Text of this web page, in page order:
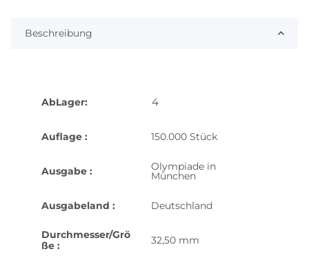
Beschreibung
AbLager: 4
Auflage : 150.000 Stück
Ausgabe : Olympiade in
München
Ausgabeland : Deutschland
Durchmesser/Grö
ße :
32,50 mm